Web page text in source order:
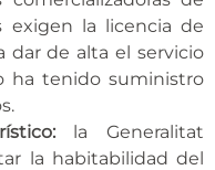
exigen la licencia de
dar de alta el servicio
ha tenido suministro
la Generalitat
la habitabilidad del